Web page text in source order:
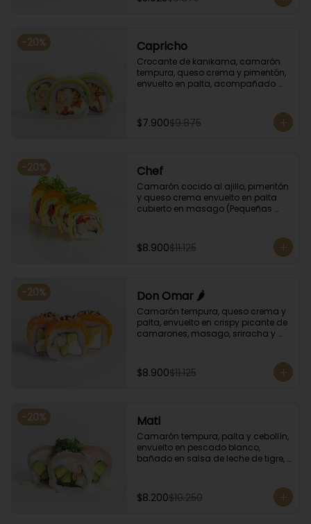
-20% Capricho
Crocante de kanikama, camarón
tempura, queso crema y pimentón,
envuelto en palta, acompañado
$7.900$9.875
-20% Chef
Camarón cocido al ajillo, pimentón
y queso crema envuelto en palta
cubierto en masago (Pequeñas
$8.900$11.125
-20% Don Omar 🌶️
Camarón tempura, queso crema y
palta, envuelto en crispy picante de
camarones, masago, sriracha y
$8.900$11.125
-20% Mati
Camarón tempura, palta y cebollín,
envuelto en pescado blanco,
bañado en salsa de leche de tigre,
$8.200$10.250